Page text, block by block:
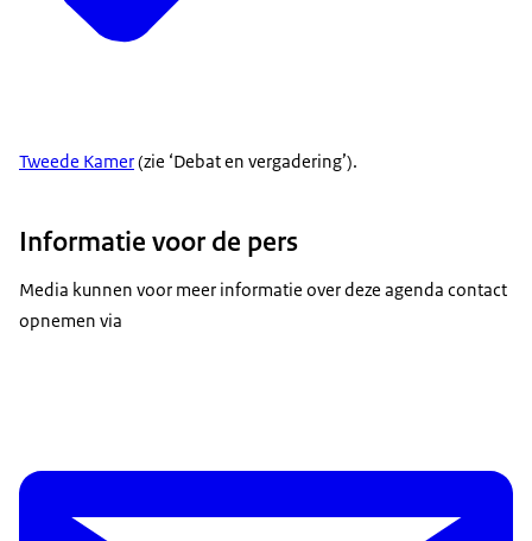
Tweede Kamer(zie ‘Debat en vergadering’).
Informatie voor de pers
Media kunnen voor meer informatie over deze agenda contact
opnemen via